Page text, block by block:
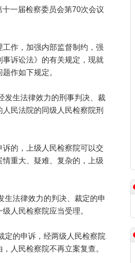
察委员会第70次会议
作，加强内部监督制约，强
诉讼法》的有关规定，现就
作如下规定。
生法律效力的刑事判决、裁
民法院的同级人民检察院刑
的，上级人民检察院可以交
重大、疑难、复杂的，上级
法律效力的判决、裁定的申
人民检察院应当受理。
的申诉，经两级人民检察院
人民检察院不再立案复查。